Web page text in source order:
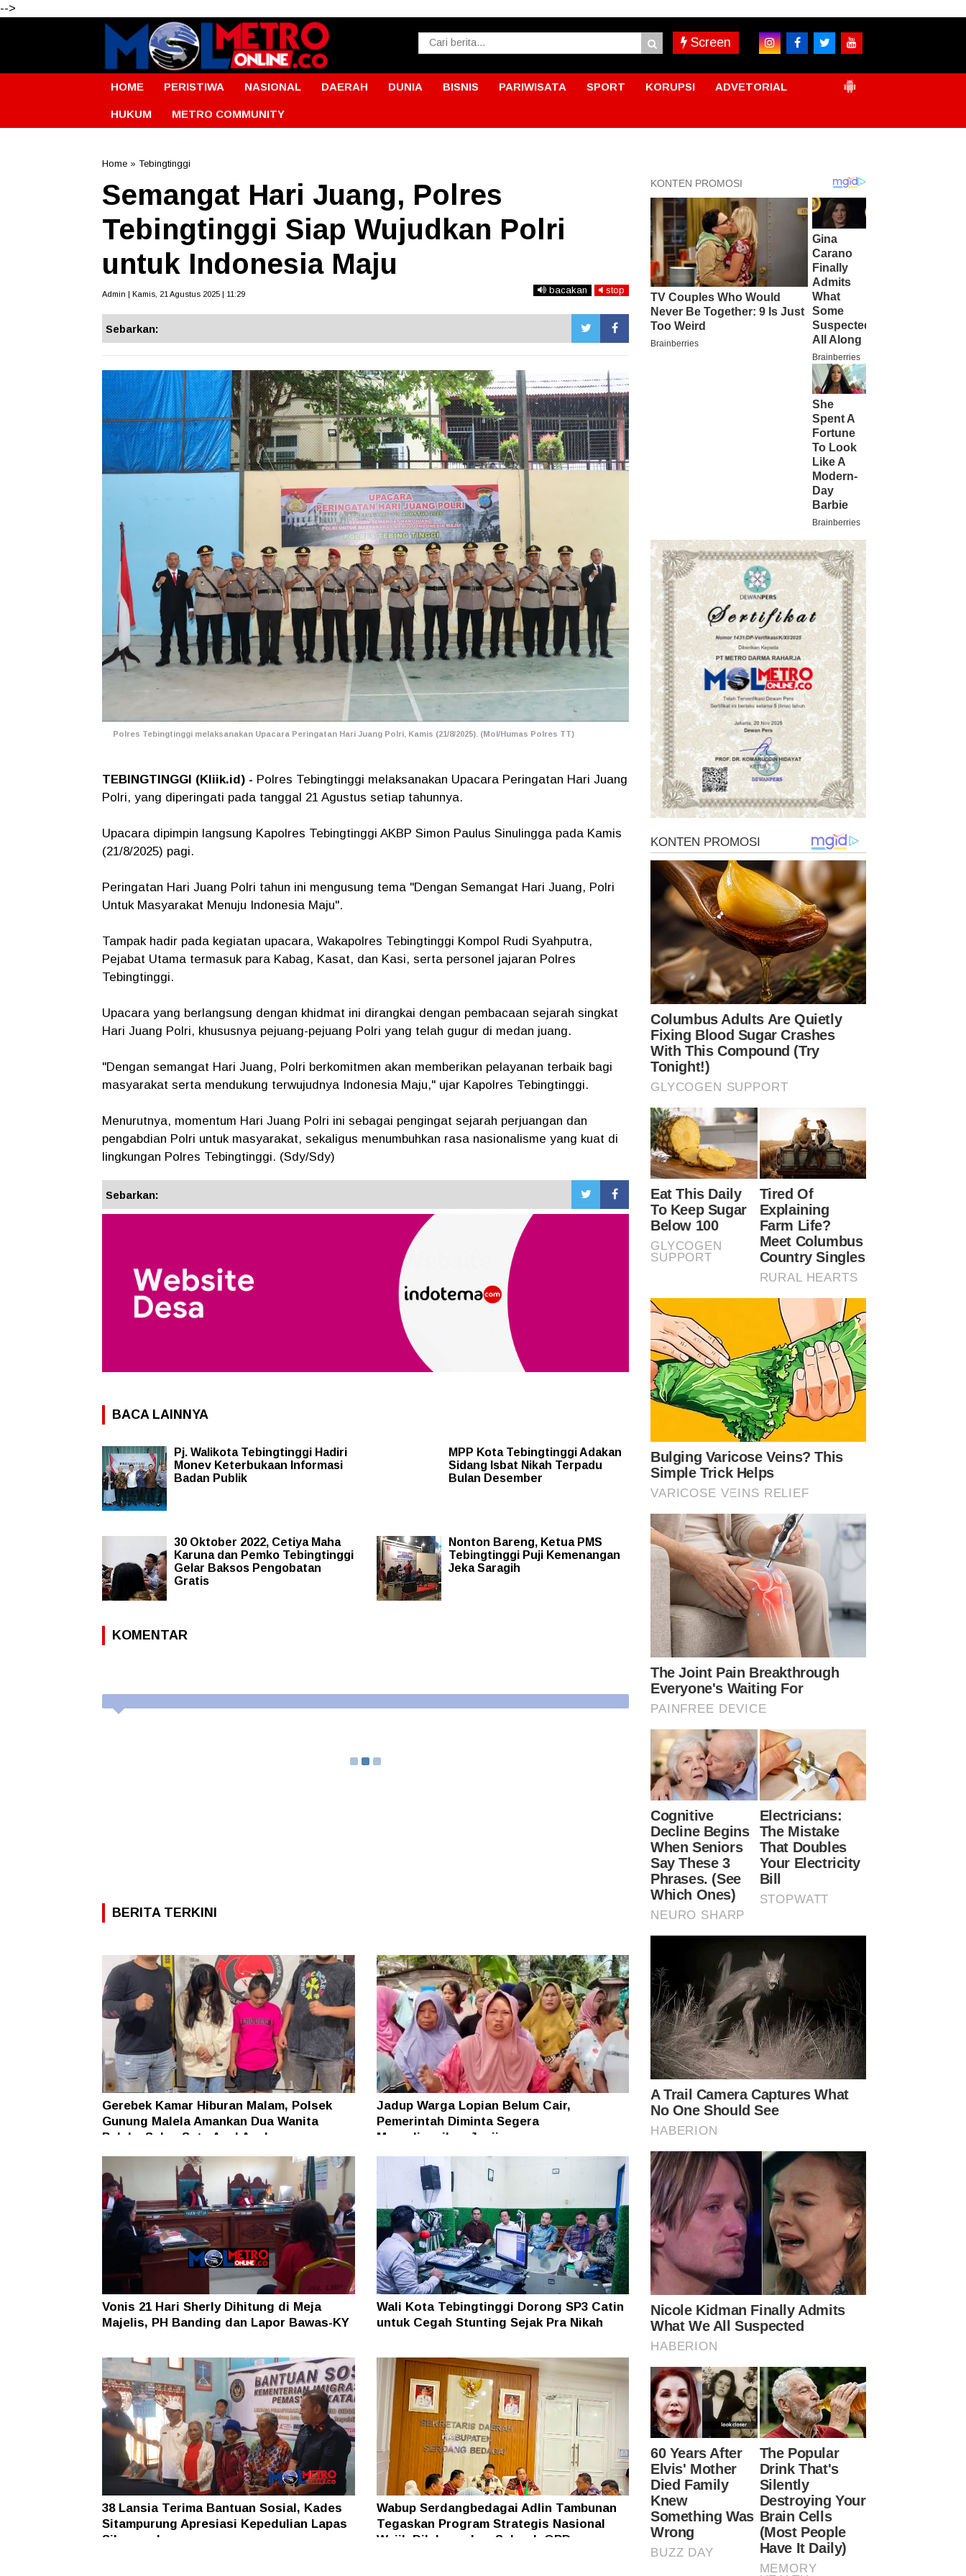
-->
Screen
HOME PERISTIWA NASIONAL DAERAH DUNIA BISNIS PARIWISATA SPORT KORUPSI ADVETORIAL
HUKUM METRO COMMUNITY
Home » Tebingtinggi
Semangat Hari Juang, Polres
Tebingtinggi Siap Wujudkan Polri
untuk Indonesia Maju
Admin | Kamis, 21 Agustus 2025 | 11:29 bacakan stop
Sebarkan:
Polres Tebingtinggi melaksanakan Upacara Peringatan Hari Juang Polri, Kamis (21/8/2025). (Mol/Humas Polres TT)
TEBINGTINGGI (Kliik.id) - Polres Tebingtinggi melaksanakan Upacara Peringatan Hari Juang
Polri, yang diperingati pada tanggal 21 Agustus setiap tahunnya.
Upacara dipimpin langsung Kapolres Tebingtinggi AKBP Simon Paulus Sinulingga pada Kamis
(21/8/2025) pagi.
Peringatan Hari Juang Polri tahun ini mengusung tema "Dengan Semangat Hari Juang, Polri
Untuk Masyarakat Menuju Indonesia Maju".
Tampak hadir pada kegiatan upacara, Wakapolres Tebingtinggi Kompol Rudi Syahputra,
Pejabat Utama termasuk para Kabag, Kasat, dan Kasi, serta personel jajaran Polres
Tebingtinggi.
Upacara yang berlangsung dengan khidmat ini dirangkai dengan pembacaan sejarah singkat
Hari Juang Polri, khususnya pejuang-pejuang Polri yang telah gugur di medan juang.
"Dengan semangat Hari Juang, Polri berkomitmen akan memberikan pelayanan terbaik bagi
masyarakat serta mendukung terwujudnya Indonesia Maju," ujar Kapolres Tebingtinggi.
Menurutnya, momentum Hari Juang Polri ini sebagai pengingat sejarah perjuangan dan
pengabdian Polri untuk masyarakat, sekaligus menumbuhkan rasa nasionalisme yang kuat di
lingkungan Polres Tebingtinggi. (Sdy/Sdy)
Sebarkan:
BACA LAINNYA
Pj. Walikota Tebingtinggi Hadiri
Monev Keterbukaan Informasi
Badan Publik
MPP Kota Tebingtinggi Adakan
Sidang Isbat Nikah Terpadu
Bulan Desember
30 Oktober 2022, Cetiya Maha
Karuna dan Pemko Tebingtinggi
Gelar Baksos Pengobatan
Gratis
Nonton Bareng, Ketua PMS
Tebingtinggi Puji Kemenangan
Jeka Saragih
KOMENTAR
BERITA TERKINI
Gerebek Kamar Hiburan Malam, Polsek
Gunung Malela Amankan Dua Wanita
Pelaku Sabu, Satu Asal Aceh
Jadup Warga Lopian Belum Cair,
Pemerintah Diminta Segera
Merealisasikan Janji
Vonis 21 Hari Sherly Dihitung di Meja
Majelis, PH Banding dan Lapor Bawas-KY
Wali Kota Tebingtinggi Dorong SP3 Catin
untuk Cegah Stunting Sejak Pra Nikah
38 Lansia Terima Bantuan Sosial, Kades
Sitampurung Apresiasi Kepedulian Lapas
Siborongborong
Wabup Serdangbedagai Adlin Tambunan
Tegaskan Program Strategis Nasional
Wajib Dilaksanakan Seluruh OPD